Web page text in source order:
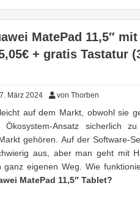
MatePad 11,5″ mit
+ gratis Tastatur
März 2024 von Thorben
auf dem Markt, obwohl sie
Ansatz sicherlich
gehören. Auf der Software-
aus, aber man geht mit
ganz eigenen Weg. Wie
MatePad 11,5″ Tablet?